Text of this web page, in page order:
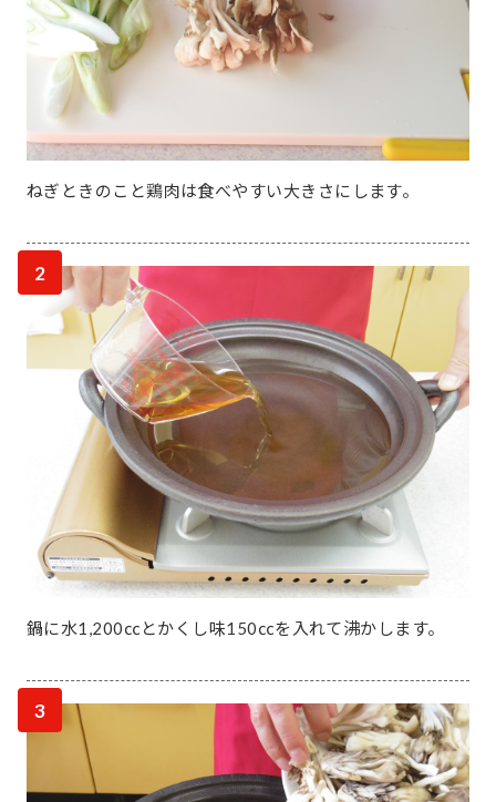
ねぎときのこと鶏肉は食べやすい大きさにします。
2
鍋に水1,200㏄とかくし味150㏄を入れて沸かします。
3